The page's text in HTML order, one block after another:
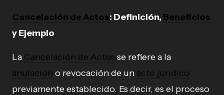
Cancelación de Actos: Definición, Beneficios
y Ejemplo
La Cancelación de Actos se refiere a la
anulación o revocación de un acto jurídico
previamente establecido. Es decir, es el proceso